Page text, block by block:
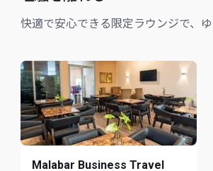
快適で安心できる限定ラウンジで、
Malabar Business Travel